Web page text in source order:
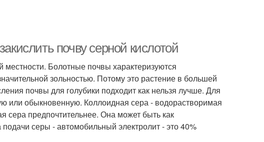
почву серной кислотой
местности. Болотные почвы характеризуются
зольностью. Потому это растение в большей
почвы для голубики подходит как нельзя лучше. Для
или обыкновенную. Коллоидная сера - водорастворимая
сера предпочтительнее. Она может быть как
серы - автомобильный электролит - это 40%